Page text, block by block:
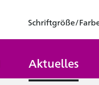
Schriftgröße/
Aktuelles